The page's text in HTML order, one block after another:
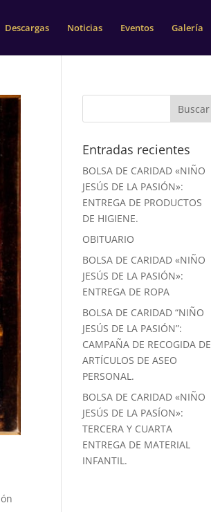
Descargas Noticias Eventos Galería
Entradas recientes
BOLSA DE CARIDAD «NIÑO
JESÚS DE LA PASIÓN»:
ENTREGA DE PRODUCTOS
DE HIGIENE.
OBITUARIO
BOLSA DE CARIDAD «NIÑO
JESÚS DE LA PASIÓN»:
ENTREGA DE ROPA
BOLSA DE CARIDAD “NIÑO
JESÚS DE LA PASIÓN”:
CAMPAÑA DE RECOGIDA DE
ARTÍCULOS DE ASEO
PERSONAL.
BOLSA DE CARIDAD «NIÑO
JESÚS DE LA PASÍON»:
TERCERA Y CUARTA
ENTREGA DE MATERIAL
INFANTIL.